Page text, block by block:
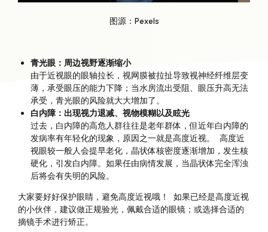
图源：Pexels
青光眼：周边视野逐渐缩小
由于近视眼的眼轴拉长，视网膜被拉扯导致视神经纤维层变
薄，承受眼压的能力下降；当水房流出受阻、眼压升高无法
承受，青光眼的风险就大大增加了。
白内障：出现视力退减、视物模糊以及眩光
过去，白内障的高危人群往往是老年群体，但近年白内障的
发病率有年轻化的现象，原因之一就是高度近视。 高度近
视眼较一般人会提早老化，晶状体核密度逐渐增加，发生核
硬化，引发白内障。如果任由病情发展，当晶状体完全浑浊
后将会有失明的风险。
大家要好好保护眼睛，避免高度近视哦！ 如果已经是高度近视
的小伙伴，建议做正规验光，佩戴合适的眼镜；或选择合适的
摘镜手术进行矫正。